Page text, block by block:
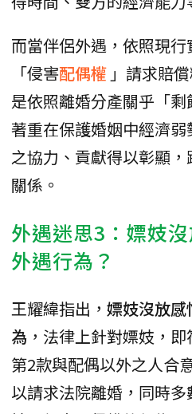
而當伴侶外遇，依照現
「侵害配偶權 」請求賠
是依照離婚分產關乎「
著重在保護婚姻中經濟
之協力、貢獻得以彰顯
關係。
外遇迷思3：嫖妓
外遇行為？
王耀緯指出， 嫖妓沒放
為 ，法律上針對嫖妓，
第2款與配偶以外之人合
以請求法院離婚，同時